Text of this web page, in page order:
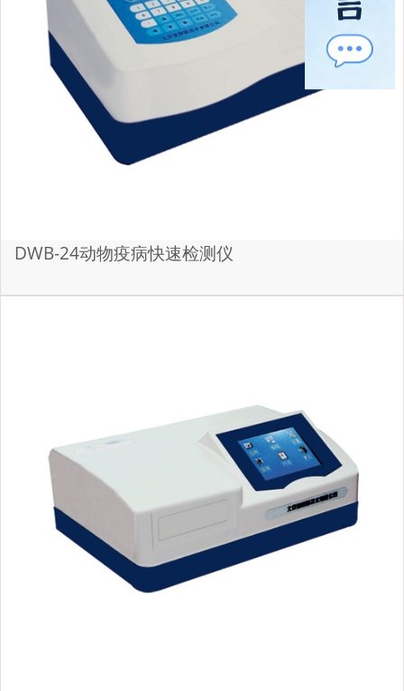
DWB-24动物疫病快速检测仪